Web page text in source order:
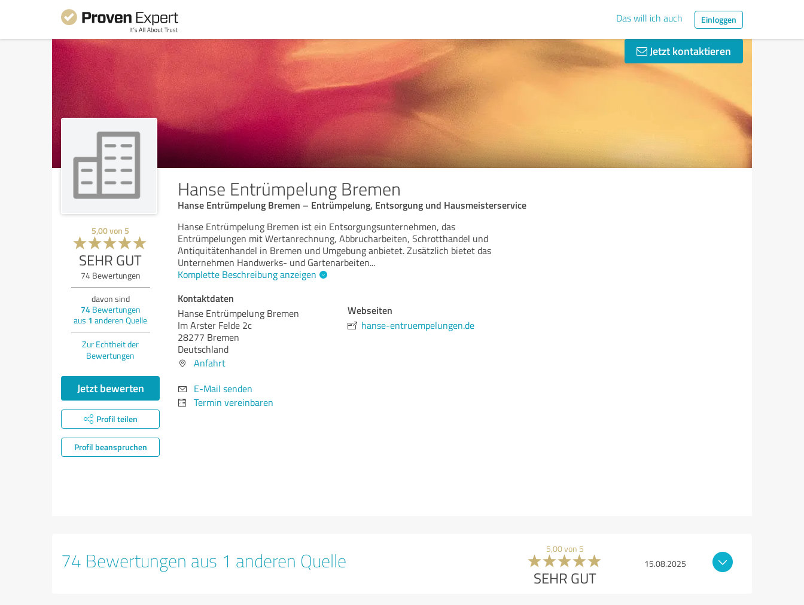
Das will ich auch Einloggen
Jetzt kontaktieren
Hanse Entrümpelung Bremen
Hanse Entrümpelung Bremen – Entrümpelung, Entsorgung und Hausmeisterservice
5,00von 5
SEHR GUT
74Bewertungen
davon sind
74Bewertungen
aus 1 anderen Quelle
Zur Echtheit der
Bewertungen
Jetzt bewerten
Profil teilen
Profil beanspruchen
Hanse Entrümpelung Bremen ist ein Entsorgungsunternehmen, das
Entrümpelungen mit Wertanrechnung, Abbrucharbeiten, Schrotthandel und
Antiquitätenhandel in Bremen und Umgebung anbietet. Zusätzlich bietet das
Unternehmen Handwerks- und Gartenarbeiten...
Komplette Beschreibung anzeigen
Kontaktdaten
Hanse Entrümpelung Bremen
Im Arster Felde 2c
28277 Bremen
Deutschland
Anfahrt
E-Mail senden
Termin vereinbaren
Webseiten
hanse-entruempelungen.de
74 Bewertungen aus 1 anderen Quelle 5,00 von 5
SEHR GUT
15.08.2025